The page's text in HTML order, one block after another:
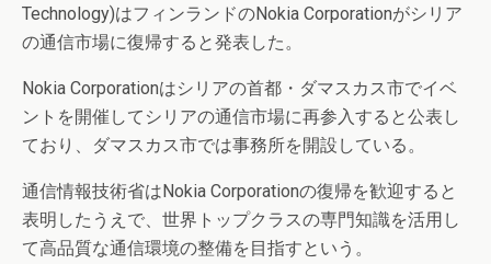
Technology)はフィンランドのNokia Corporationがシリア
の通信市場に復帰すると発表した。
Nokia Corporationはシリアの首都・ダマスカス市でイベ
ントを開催してシリアの通信市場に再参入すると公表し
ており、ダマスカス市では事務所を開設している。
通信情報技術省はNokia Corporationの復帰を歓迎すると
表明したうえで、世界トップクラスの専門知識を活用し
て高品質な通信環境の整備を目指すという。